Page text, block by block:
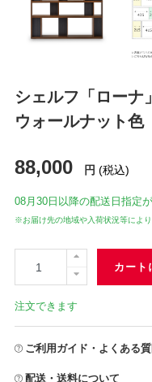
シェルフ「ローナ
ウォールナット色
88,000 円 (税込)
08月30日 以降の配送日指定
※お届け先の地域や入荷状況等によ
カート
注文できます
ご利用ガイド・よくある
配送・送料について